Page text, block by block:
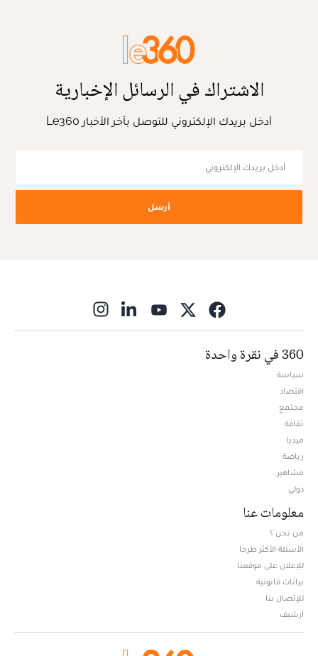
الاشتراك في الرسائل الإخبارية
أدخل بريدك الإلكتروني للتوصل بآخر الأخبار Le360
أرسل
360 في نقرة واحدة
سياسة
اقتصاد
مجتمع
ثقافة
ميديا
رياضة
مشاهير
دولي
معلومات عنا
من نحن ؟
الأسئلة الأكثر طرحا
للإعلان على موقعنا
بيانات قانونية
للإتصال بنا
أرشيف